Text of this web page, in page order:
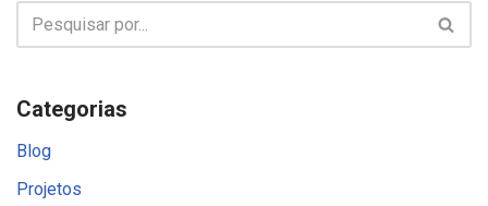
Categorias
Blog
Projetos